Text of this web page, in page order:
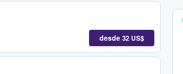
desde 32 US$